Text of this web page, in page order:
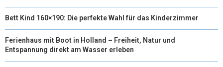
Bett Kind 160×190: Die perfekte Wahl für das Kinderzimmer
Ferienhaus mit Boot in Holland – Freiheit, Natur und
Entspannung direkt am Wasser erleben